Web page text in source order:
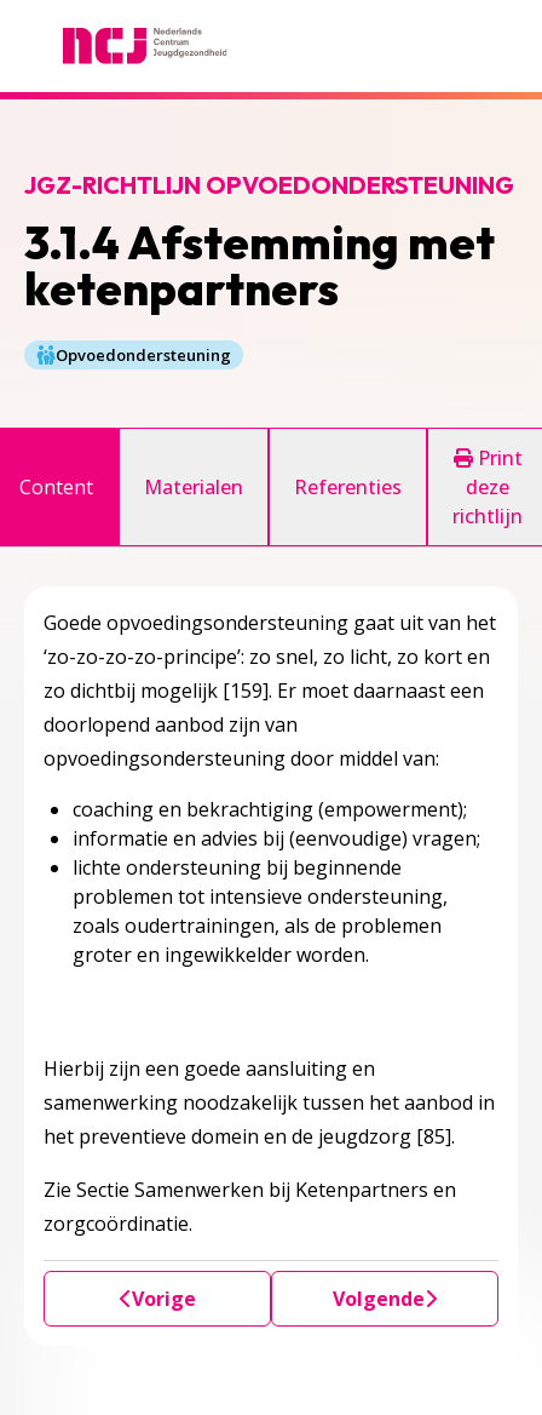
3.1.4 Afstemming met
ketenpartners
JGZ-RICHTLIJN OPVOEDONDERSTEUNING
Opvoedondersteuning
Content Materialen Referenties
Print
deze
richtlijn
Goede opvoedingsondersteuning gaat uit van het
‘zo-zo-zo-zo-principe’: zo snel, zo licht, zo kort en
zo dichtbij mogelijk [159]. Er moet daarnaast een
doorlopend aanbod zijn van
opvoedingsondersteuning door middel van:
coaching en bekrachtiging (empowerment);
informatie en advies bij (eenvoudige) vragen;
lichte ondersteuning bij beginnende
problemen tot intensieve ondersteuning,
zoals oudertrainingen, als de problemen
groter en ingewikkelder worden.
Hierbij zijn een goede aansluiting en
samenwerking noodzakelijk tussen het aanbod in
het preventieve domein en de jeugdzorg [85].
Zie Sectie Samenwerken bij Ketenpartners en
zorgcoördinatie.
Vorige Volgende